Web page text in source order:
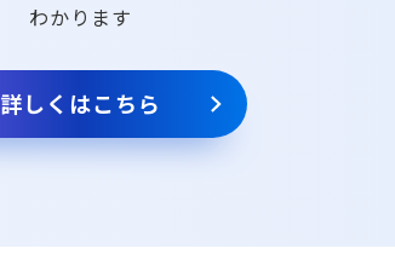
わかります
詳しくはこちら